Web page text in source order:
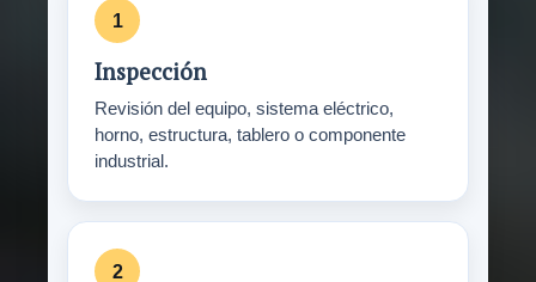
Inspección
Revisión del equipo, sistema eléctrico,
horno, estructura, tablero o componente
industrial.